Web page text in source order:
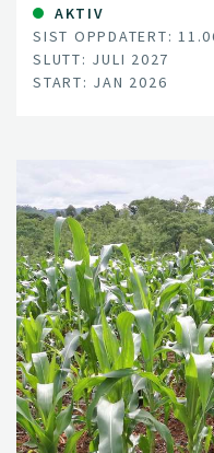
AKTIV
SIST OPPDATERT:
SLUTT: JULI 2027
START: JAN 2026